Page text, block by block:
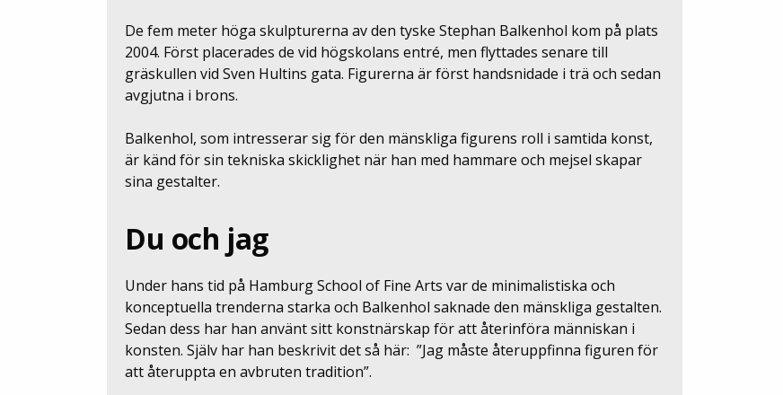
De fem meter höga skulpturerna av den tyske Stephan Balkenhol kom på plats
2004. Först placerades de vid högskolans entré, men flyttades senare till
gräskullen vid Sven Hultins gata. Figurerna är först handsnidade i trä och sedan
avgjutna i brons.
Balkenhol, som intresserar sig för den mänskliga figurens roll i samtida konst,
är känd för sin tekniska skicklighet när han med hammare och mejsel skapar
sina gestalter.
Du och jag
Under hans tid på Hamburg School of Fine Arts var de minimalistiska och
konceptuella trenderna starka och Balkenhol saknade den mänskliga gestalten.
Sedan dess har han använt sitt konstnärskap för att återinföra människan i
konsten. Själv har han beskrivit det så här: ”Jag måste återuppfinna figuren för
att återuppta en avbruten tradition”.